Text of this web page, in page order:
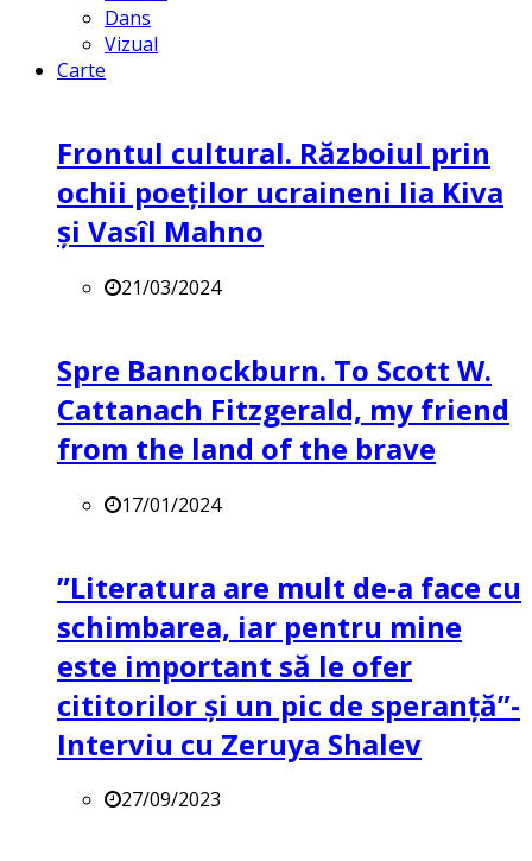
Dans
Vizual
Carte
Frontul cultural. Războiul prin
ochii poeților ucraineni Iia Kiva
și Vasîl Mahno
21/03/2024
Spre Bannockburn. To Scott W.
Cattanach Fitzgerald, my friend
from the land of the brave
17/01/2024
”Literatura are mult de-a face cu
schimbarea, iar pentru mine
este important să le ofer
cititorilor și un pic de speranță”-
Interviu cu Zeruya Shalev
27/09/2023